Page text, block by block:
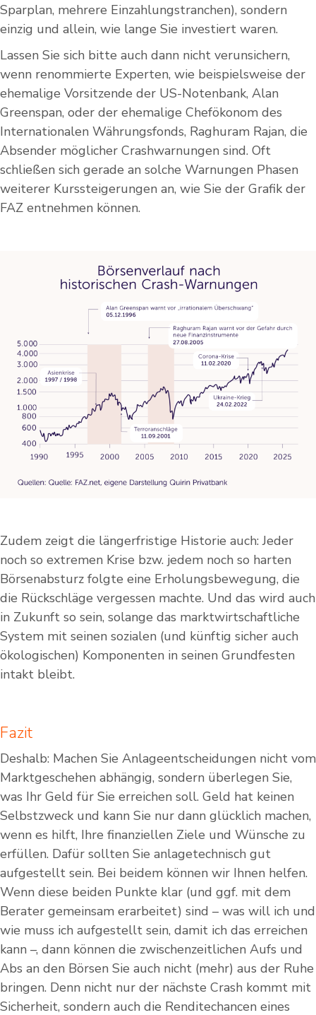
Sparplan, mehrere Einzahlungstranchen), sondern
einzig und allein, wie lange Sie investiert waren.
Lassen Sie sich bitte auch dann nicht verunsichern,
wenn renommierte Experten, wie beispielsweise der
ehemalige Vorsitzende der US-Notenbank, Alan
Greenspan, oder der ehemalige Chefökonom des
Internationalen Währungsfonds, Raghuram Rajan, die
Absender möglicher Crashwarnungen sind. Oft
schließen sich gerade an solche Warnungen Phasen
weiterer Kurssteigerungen an, wie Sie der Grafik der
FAZ entnehmen können.
Zudem zeigt die längerfristige Historie auch: Jeder
noch so extremen Krise bzw. jedem noch so harten
Börsenabsturz folgte eine Erholungsbewegung, die
die Rückschläge vergessen machte. Und das wird auch
in Zukunft so sein, solange das marktwirtschaftliche
System mit seinen sozialen (und künftig sicher auch
ökologischen) Komponenten in seinen Grundfesten
intakt bleibt.
Fazit
Deshalb: Machen Sie Anlageentscheidungen nicht vom
Marktgeschehen abhängig, sondern überlegen Sie,
was Ihr Geld für Sie erreichen soll. Geld hat keinen
Selbstzweck und kann Sie nur dann glücklich machen,
wenn es hilft, Ihre finanziellen Ziele und Wünsche zu
erfüllen. Dafür sollten Sie anlagetechnisch gut
aufgestellt sein. Bei beidem können wir Ihnen helfen.
Wenn diese beiden Punkte klar (und ggf. mit dem
Berater gemeinsam erarbeitet) sind – was will ich und
wie muss ich aufgestellt sein, damit ich das erreichen
kann –, dann können die zwischenzeitlichen Aufs und
Abs an den Börsen Sie auch nicht (mehr) aus der Ruhe
bringen. Denn nicht nur der nächste Crash kommt mit
Sicherheit, sondern auch die Renditechancen eines